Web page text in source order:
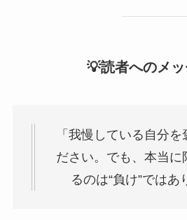
💡読者へのメ
「我慢している自分を
ださい。でも、本当に
るのは“負け”ではあ